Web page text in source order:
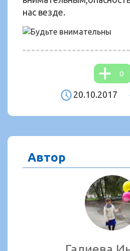
нас везде.
0
20.10.2017
Автор